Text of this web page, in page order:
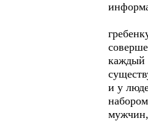
каждый
и у